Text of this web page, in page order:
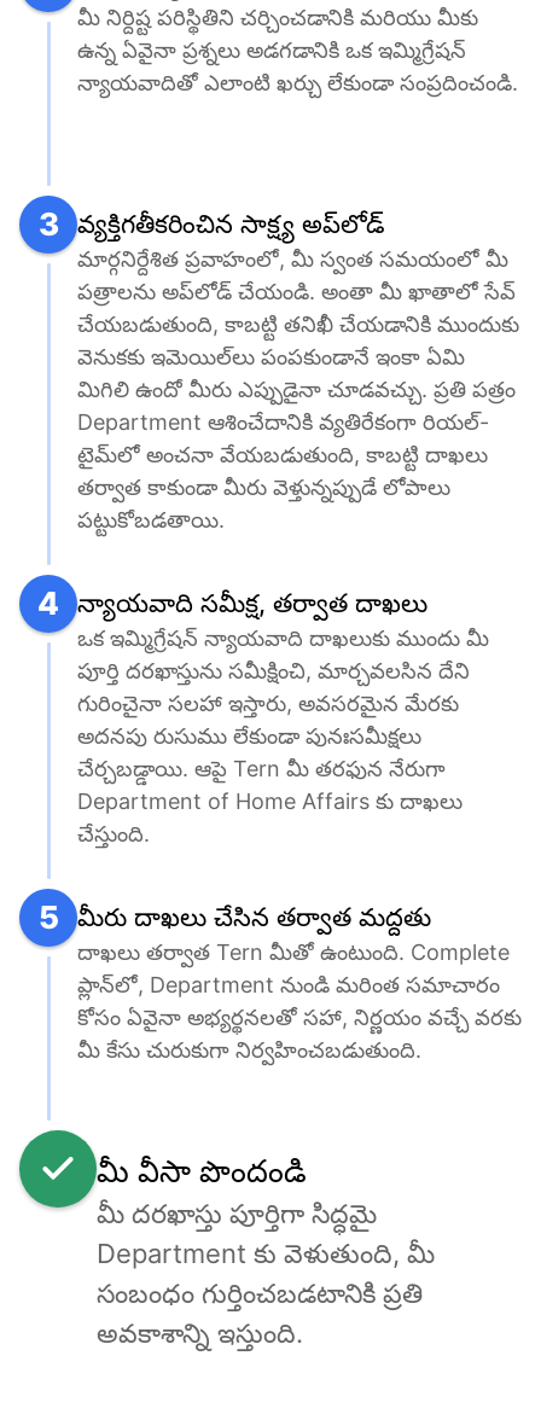
మీ నిర్దిష్ట పరిస్థితిని చర్చించడానికి మరియు మీకు
ఉన్న ఏవైనా ప్రశ్నలు అడగడానికి ఒక ఇమ్మిగ్రేషన్
న్యాయవాదితో ఎలాంటి ఖర్చు లేకుండా సంప్రదించండి.
3 వ్యక్తిగతీకరించిన సాక్ష్య అప్‌లోడ్
మార్గనిర్దేశిత ప్రవాహంలో, మీ స్వంత సమయంలో మీ
పత్రాలను అప్‌లోడ్ చేయండి. అంతా మీ ఖాతాలో సేవ్
చేయబడుతుంది, కాబట్టి తనిఖీ చేయడానికి ముందుకు
వెనుకకు ఇమెయిల్‌లు పంపకుండానే ఇంకా ఏమి
మిగిలి ఉందో మీరు ఎప్పుడైనా చూడవచ్చు. ప్రతి పత్రం
Department ఆశించేదానికి వ్యతిరేకంగా రియల్-
టైమ్‌లో అంచనా వేయబడుతుంది, కాబట్టి దాఖలు
తర్వాత కాకుండా మీరు వెళ్తున్నప్పుడే లోపాలు
పట్టుకోబడతాయి.
4 న్యాయవాది సమీక్ష, తర్వాత దాఖలు
ఒక ఇమ్మిగ్రేషన్ న్యాయవాది దాఖలుకు ముందు మీ
పూర్తి దరఖాస్తును సమీక్షించి, మార్చవలసిన దేని
గురించైనా సలహా ఇస్తారు, అవసరమైన మేరకు
అదనపు రుసుము లేకుండా పునఃసమీక్షలు
చేర్చబడ్డాయి. ఆపై Tern మీ తరఫున నేరుగా
Department of Home Affairs కు దాఖలు
చేస్తుంది.
5 మీరు దాఖలు చేసిన తర్వాత మద్దతు
దాఖలు తర్వాత Tern మీతో ఉంటుంది. Complete
ప్లాన్‌లో, Department నుండి మరింత సమాచారం
కోసం ఏవైనా అభ్యర్థనలతో సహా, నిర్ణయం వచ్చే వరకు
మీ కేసు చురుకుగా నిర్వహించబడుతుంది.
మీ వీసా పొందండి
మీ దరఖాస్తు పూర్తిగా సిద్ధమై
Department కు వెళుతుంది, మీ
సంబంధం గుర్తించబడటానికి ప్రతి
అవకాశాన్ని ఇస్తుంది.